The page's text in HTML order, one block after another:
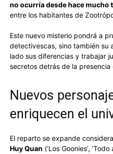
no ocurría desde hace mucho
entre los habitantes de
Este nuevo misterio pondrá a
detectivescas, sino también su
lado sus diferencias y trabajar
secretos detrás de la
Nuevos
enriquecen el
El reparto se expande
Huy Quan (‘Los Goonies’,